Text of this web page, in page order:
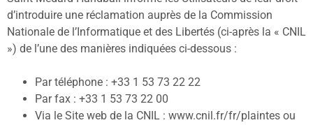
d’introduire une réclamation auprès de la Commission
Nationale de l’Informatique et des Libertés (ci-après la « CNIL
») de l’une des manières indiquées ci-dessous :
Par téléphone : +33 1 53 73 22 22
Par fax : +33 1 53 73 22 00
Via le Site web de la CNIL : www.cnil.fr/fr/plaintes ou